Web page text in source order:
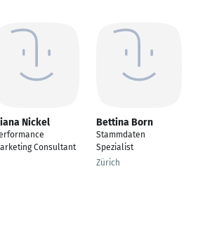
Nickel
Consultant
Bettina Born
Stammdaten
Spezialist
Zürich